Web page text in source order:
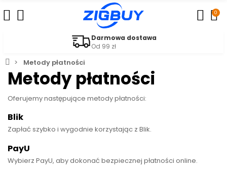
0
Darmowa dostawa
Od 99 zł
Metody płatności
Metody płatności
Oferujemy następujące metody płatności:
Blik
Zapłać szybko i wygodnie korzystając z Blik.
PayU
Wybierz PayU, aby dokonać bezpiecznej płatności online.